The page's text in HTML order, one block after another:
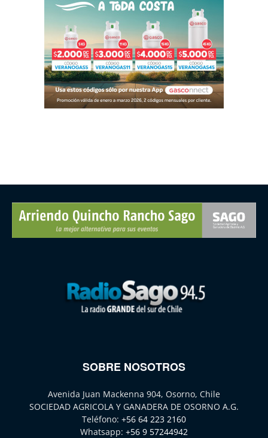
SOBRE NOSOTROS
Avenida Juan Mackenna 904, Osorno, Chile
SOCIEDAD AGRICOLA Y GANADERA DE OSORNO A.G.
Teléfono: +56 64 223 2160
Whatsapp: +56 9 57244942